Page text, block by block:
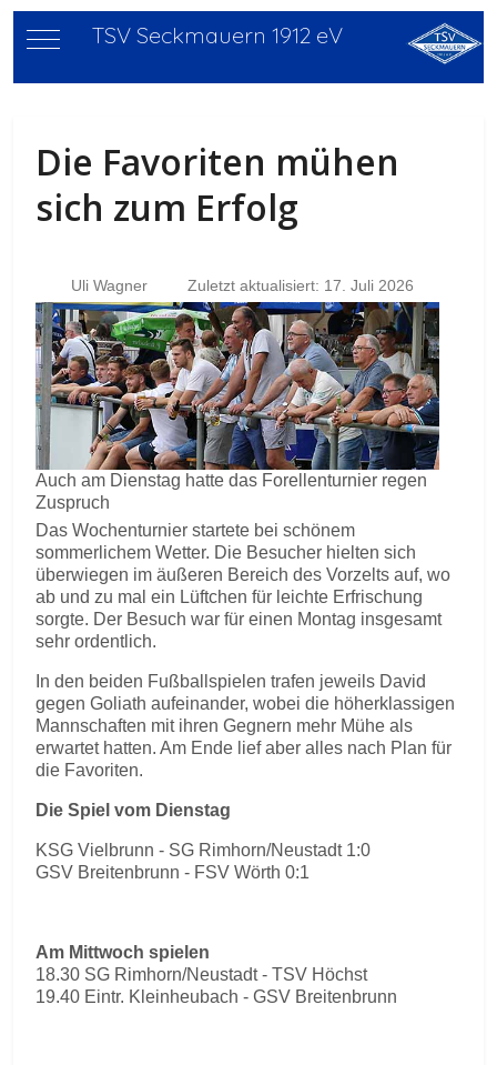
Mobile Menu Toggle
TSV Seckmauern 1912 eV
Die Favoriten mühen
sich zum Erfolg
Uli Wagner Zuletzt aktualisiert: 17. Juli 2026
Auch am Dienstag hatte das Forellenturnier regen
Zuspruch
Das Wochenturnier startete bei schönem
sommerlichem Wetter. Die Besucher hielten sich
überwiegen im äußeren Bereich des Vorzelts auf, wo
ab und zu mal ein Lüftchen für leichte Erfrischung
sorgte. Der Besuch war für einen Montag insgesamt
sehr ordentlich.
In den beiden Fußballspielen trafen jeweils David
gegen Goliath aufeinander, wobei die höherklassigen
Mannschaften mit ihren Gegnern mehr Mühe als
erwartet hatten. Am Ende lief aber alles nach Plan für
die Favoriten.
Die Spiel vom Dienstag
KSG Vielbrunn - SG Rimhorn/Neustadt 1:0
GSV Breitenbrunn - FSV Wörth 0:1
Am Mittwoch spielen
18.30 SG Rimhorn/Neustadt - TSV Höchst
19.40 Eintr. Kleinheubach - GSV Breitenbrunn